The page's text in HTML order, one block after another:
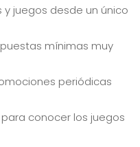
juegos desde un único
mínimas muy
periódicas
conocer los juegos